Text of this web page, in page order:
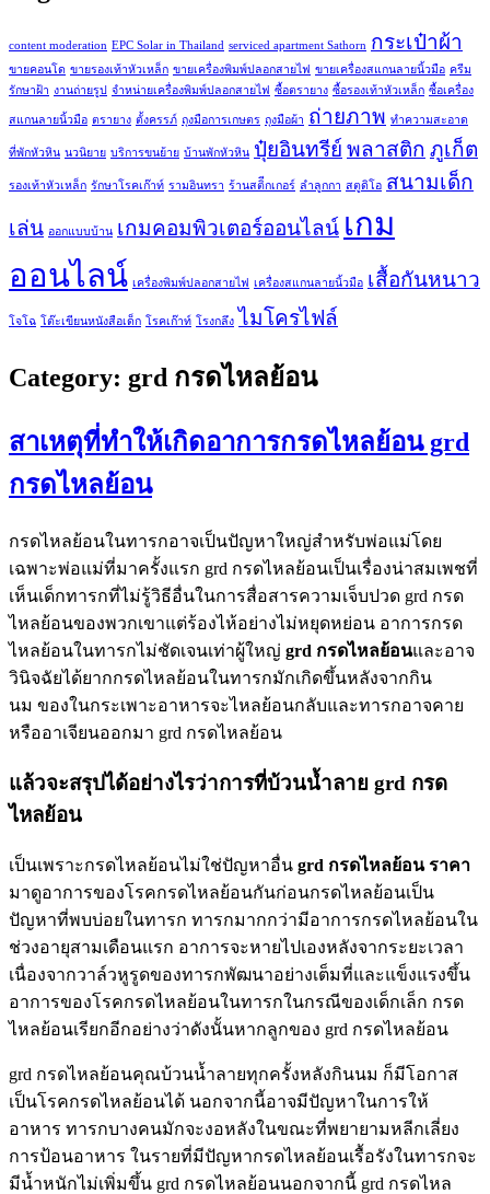
content moderation EPC Solar in Thailand serviced apartment Sathorn กระเป๋าผ้า
ขายคอนโด ขายรองเท้าหัวเหล็ก ขายเครื่องพิมพ์ปลอกสายไฟ ขายเครื่องสแกนลายนิ้วมือ ครีม
รักษาฝ้า งานถ่ายรูป จำหน่ายเครื่องพิมพ์ปลอกสายไฟ ซื้อตรายาง ซื้อรองเท้าหัวเหล็ก ซื้อเครื่อง
สแกนลายนิ้วมือ ตรายาง ตั้งครรภ์ ถุงมือการเกษตร ถุงมือผ้า ถ่ายภาพ ทำความสะอาด
ที่พักหัวหิน นวนิยาย บริการขนย้าย บ้านพักหัวหิน ปุ๋ยอินทรีย์ พลาสติก ภูเก็ต
รองเท้าหัวเหล็ก รักษาโรคเก๊าท์ รามอินทรา ร้านสติีกเกอร์ ลำลูกกา สตูดิโอ สนามเด็ก
เล่น ออกแบบบ้าน เกมคอมพิวเตอร์ออนไลน์ เกม
ออนไลน์ เครื่องพิมพ์ปลอกสายไฟ เครื่องสแกนลายนิ้วมือ เสื้อกันหนาว
โจโฉ โต๊ะเขียนหนังสือเด็ก โรคเก๊าท์ โรงกลึง ไมโครไฟล์
Category: grd กรดไหลย้อน
สาเหตุที่ทำให้เกิดอาการกรดไหลย้อน grd
กรดไหลย้อน
กรดไหลย้อนในทารกอาจเป็นปัญหาใหญ่สำหรับพ่อแม่โดย
เฉพาะพ่อแม่ที่มาครั้งแรก grd กรดไหลย้อนเป็นเรื่องน่าสมเพชที่
เห็นเด็กทารกที่ไม่รู้วิธีอื่นในการสื่อสารความเจ็บปวด grd กรด
ไหลย้อนของพวกเขาแต่ร้องไห้อย่างไม่หยุดหย่อน อาการกรด
ไหลย้อนในทารกไม่ชัดเจนเท่าผู้ใหญ่ grd กรดไหลย้อนและอาจ
วินิจฉัยได้ยากกรดไหลย้อนในทารกมักเกิดขึ้นหลังจากกิน
นม ของในกระเพาะอาหารจะไหลย้อนกลับและทารกอาจคาย
หรืออาเจียนออกมา grd กรดไหลย้อน
แล้วจะสรุปได้อย่างไรว่าการที่บ้วนน้ำลาย grd กรด
ไหลย้อน
เป็นเพราะกรดไหลย้อนไม่ใช่ปัญหาอื่น grd กรดไหลย้อน ราคา
มาดูอาการของโรคกรดไหลย้อนกันก่อนกรดไหลย้อนเป็น
ปัญหาที่พบบ่อยในทารก ทารกมากกว่ามีอาการกรดไหลย้อนใน
ช่วงอายุสามเดือนแรก อาการจะหายไปเองหลังจากระยะเวลา
เนื่องจากวาล์วหูรูดของทารกพัฒนาอย่างเต็มที่และแข็งแรงขึ้น
อาการของโรคกรดไหลย้อนในทารกในกรณีของเด็กเล็ก กรด
ไหลย้อนเรียกอีกอย่างว่าดังนั้นหากลูกของ grd กรดไหลย้อน
grd กรดไหลย้อนคุณบ้วนน้ำลายทุกครั้งหลังกินนม ก็มีโอกาส
เป็นโรคกรดไหลย้อนได้ นอกจากนี้อาจมีปัญหาในการให้
อาหาร ทารกบางคนมักจะงอหลังในขณะที่พยายามหลีกเลี่ยง
การป้อนอาหาร ในรายที่มีปัญหากรดไหลย้อนเรื้อรังในทารกจะ
มีน้ำหนักไม่เพิ่มขึ้น grd กรดไหลย้อนนอกจากนี้ grd กรดไหล